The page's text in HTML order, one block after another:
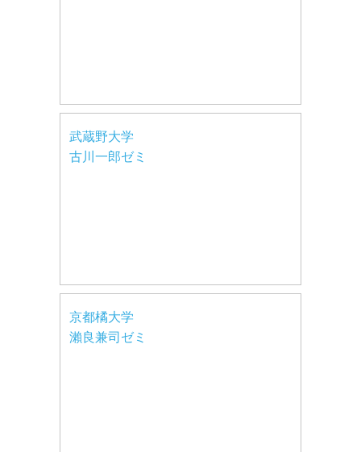
武蔵野大学
古川一郎ゼミ
京都橘大学
瀨良兼司ゼミ